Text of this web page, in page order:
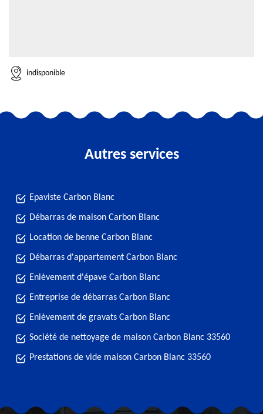
indisponible
Autres services
Epaviste Carbon Blanc
Débarras de maison Carbon Blanc
Location de benne Carbon Blanc
Débarras d'appartement Carbon Blanc
Enlèvement d'épave Carbon Blanc
Entreprise de débarras Carbon Blanc
Enlèvement de gravats Carbon Blanc
Société de nettoyage de maison Carbon Blanc 33560
Prestations de vide maison Carbon Blanc 33560